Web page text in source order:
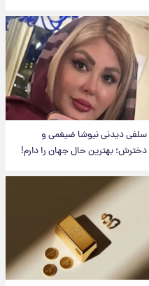
سلفی دیدنی نیوشا ضیغمی و
دخترش؛ بهترین حال جهان را دارم!